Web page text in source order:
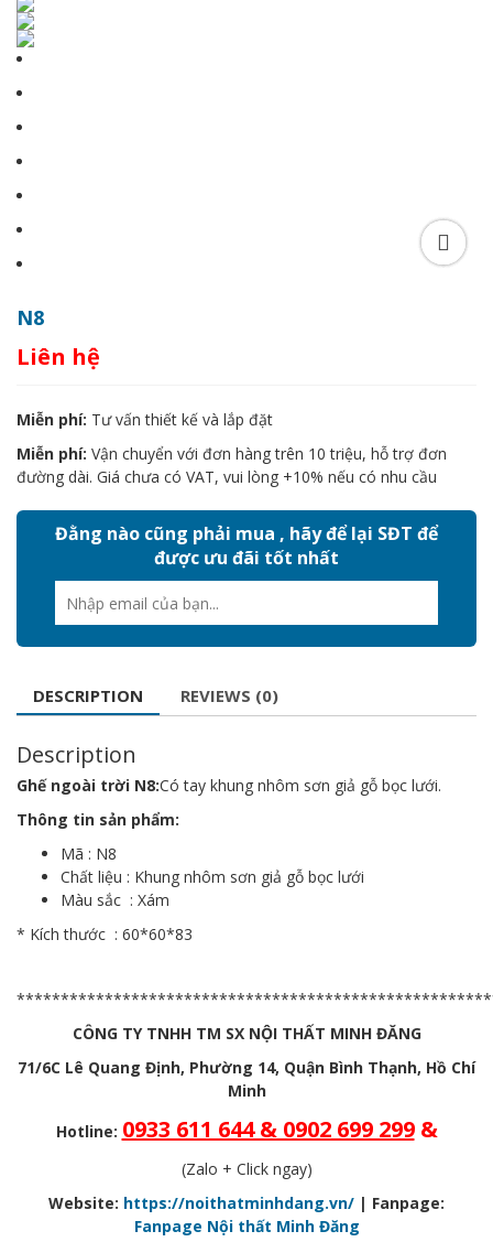
N8
Liên hệ
Miễn phí: Tư vấn thiết kế và lắp đặt
Miễn phí: Vận chuyển với đơn hàng trên 10 triệu, hỗ trợ đơn
đường dài. Giá chưa có VAT, vui lòng +10% nếu có nhu cầu
Đằng nào cũng phải mua , hãy để lại SĐT để
được ưu đãi tốt nhất
DESCRIPTION REVIEWS (0)
Description
Ghế ngoài trời N8:Có tay khung nhôm sơn giả gỗ bọc lưới.
Thông tin sản phẩm:
Mã : N8
Chất liệu : Khung nhôm sơn giả gỗ bọc lưới
Màu sắc : Xám
* Kích thước : 60*60*83
CÔNG TY TNHH TM SX NỘI THẤT MINH ĐĂNG
71/6C Lê Quang Định, Phường 14, Quận Bình Thạnh, Hồ Chí
Minh
Hotline: 0933 611 644 & 0902 699 299 &
(Zalo + Click ngay)
Website: https://noithatminhdang.vn/ | Fanpage:
Fanpage Nội thất Minh Đăng